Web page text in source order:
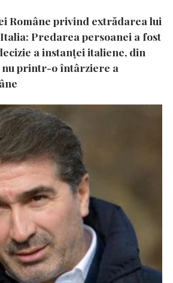
Române privind extrădarea lui
Predarea persoanei a fost
a instanţei italiene, din
nu printr-o întârziere a